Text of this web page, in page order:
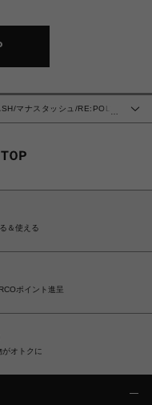
マナスタッシュ/RE:POLY
＆使える
ポイント進呈
がオトクに